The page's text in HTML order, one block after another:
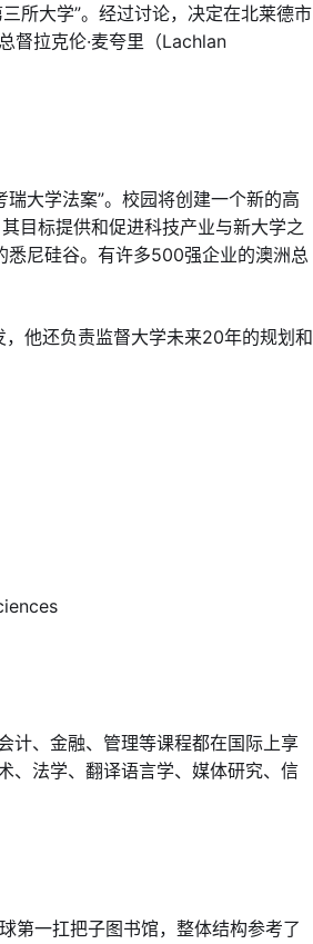
所大学”。经过讨论，决定在北莱德市
督拉克伦·麦夸里（Lachlan
大学法案”。校园将创建一个新的高
目标提供和促进科技产业与新大学之
尼硅谷。有许多500强企业的澳洲总
他还负责监督大学未来20年的规划和
计、金融、管理等课程都在国际上享
、法学、翻译语言学、媒体研究、信
第一扛把子图书馆，整体结构参考了